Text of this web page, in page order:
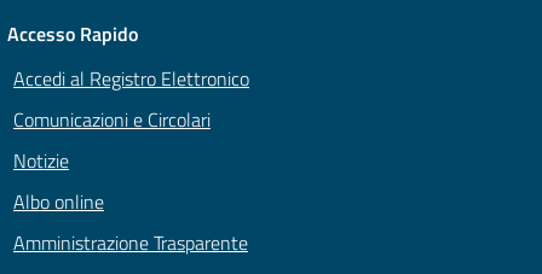
Accesso Rapido
Accedi al Registro Elettronico
Comunicazioni e Circolari
Notizie
Albo online
Amministrazione Trasparente